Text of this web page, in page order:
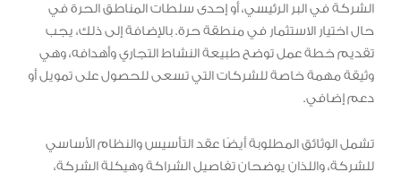
الشركة في البر الرئيسي، أو إحدى سلطات المناطق الحرة في
حال اختيار الاستثمار في منطقة حرة. بالإضافة إلى ذلك، يجب
تقديم خطة عمل توضح طبيعة النشاط التجاري وأهدافه، وهي
وثيقة مهمة خاصة للشركات التي تسعى للحصول على تمويل أو
دعم إضافي.
تشمل الوثائق المطلوبة أيضًا عقد التأسيس والنظام الأساسي
للشركة، واللذان يوضحان تفاصيل الشراكة وهيكلة الشركة،